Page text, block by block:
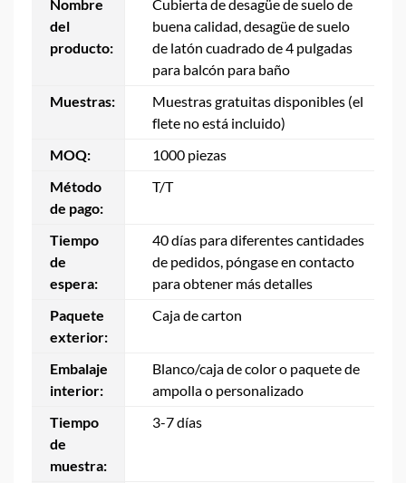
Nombre
del
producto:
Cubierta de desagüe de suelo de
buena calidad, desagüe de suelo
de latón cuadrado de 4 pulgadas
para balcón para baño
Muestras:
Muestras gratuitas disponibles (el
flete no está incluido)
MOQ:
1000 piezas
Método
de pago:
T/T
Tiempo
de
espera:
40 días para diferentes cantidades
de pedidos, póngase en contacto
para obtener más detalles
Paquete
exterior:
Caja de carton
Embalaje
interior:
Blanco/caja de color o paquete de
ampolla o personalizado
Tiempo
de
muestra:
3-7 días